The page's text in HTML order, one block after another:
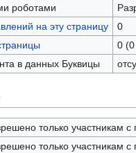
роботами
на эту страницу
0
0
в данных Буквицы
только участникам
только участникам